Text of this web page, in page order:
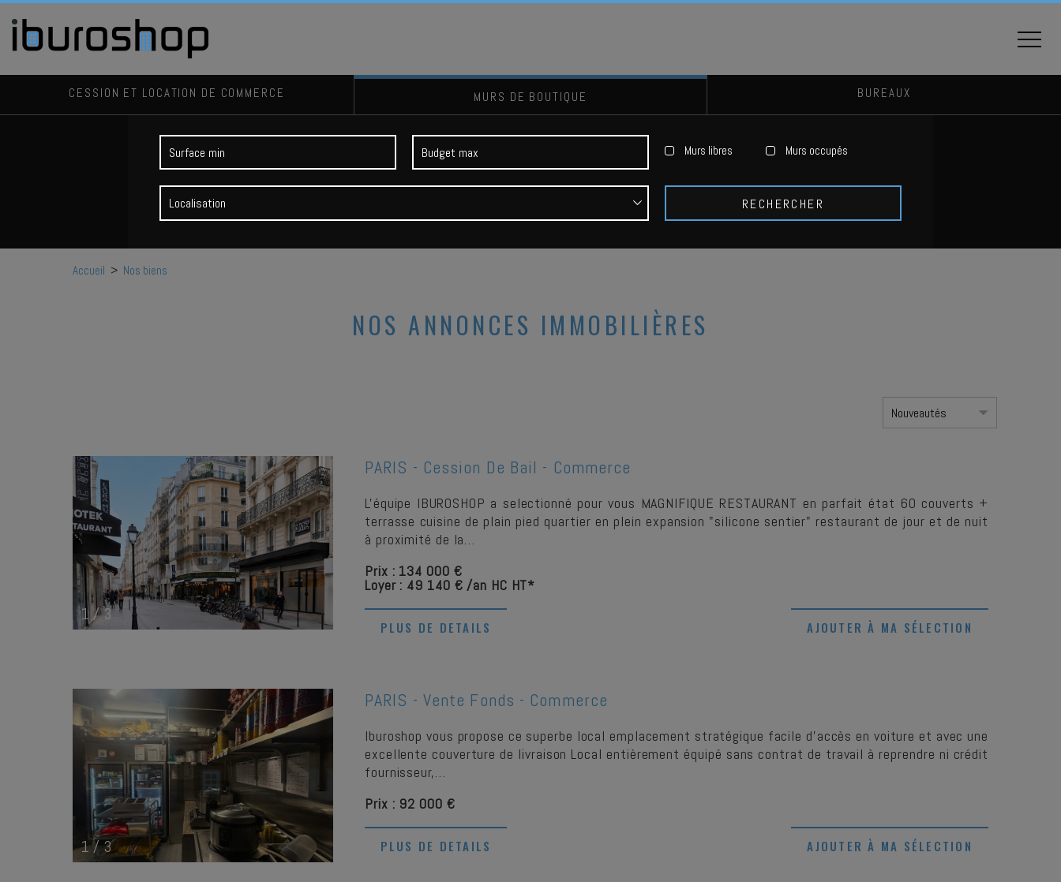
CESSION ET LOCATION DE COMMERCE MURS DE BOUTIQUE BUREAUX
Murs libres Murs occupés
Localisation RECHERCHER
Accueil > Nos biens
NOS ANNONCES IMMOBILIÈRES
1/3
PARIS - Cession De Bail - Commerce
L'équipe IBUROSHOP a selectionné pour vous MAGNIFIQUE RESTAURANT en parfait état 60 couverts +
terrasse cuisine de plain pied quartier en plein expansion "silicone sentier" restaurant de jour et de nuit
à proximité de la…
Prix : 134 000 €
Loyer : 49 140 € /an HC HT*
PLUS DE DETAILS AJOUTER À MA SÉLECTION
1/3
PARIS - Vente Fonds - Commerce
Iburoshop vous propose ce superbe local emplacement stratégique facile d’accès en voiture et avec une
excellente couverture de livraison Local entièrement équipé sans contrat de travail à reprendre ni crédit
fournisseur,…
Prix : 92 000 €
PLUS DE DETAILS AJOUTER À MA SÉLECTION